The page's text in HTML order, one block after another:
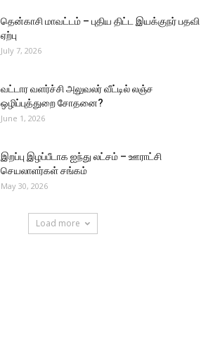
தென்காசி மாவட்டம் – புதிய திட்ட இயக்குநர் பதவி
ஏற்பு
July 7, 2026
வட்டார வளர்ச்சி அலுவலர் வீட்டில் லஞ்ச
ஒழிப்புத்துறை சோதனை?
June 1, 2026
இறப்பு இழப்பீடாக ஐந்து லட்சம் – ஊராட்சி
செயலாளர்கள் சங்கம்
May 30, 2026
Load more